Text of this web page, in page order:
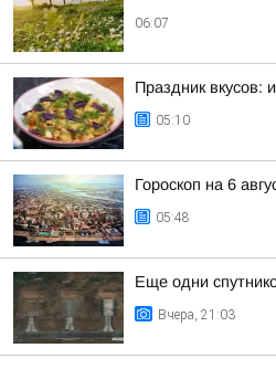
06:07
Праздник вкусов:
05:10
Гороскоп на 6
05:48
Еще одни
Вчера, 21:03